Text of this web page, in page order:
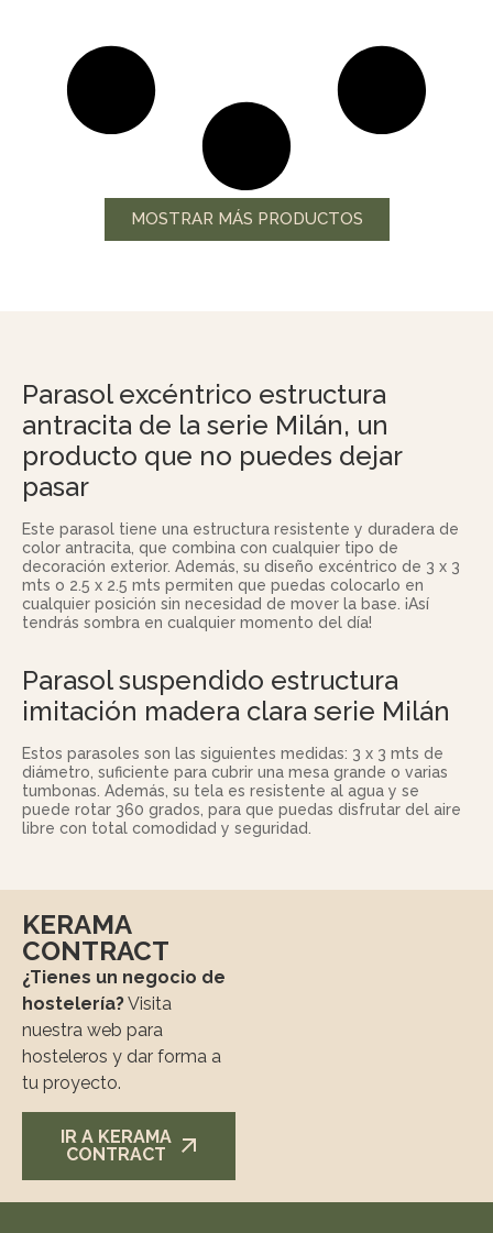
MOSTRAR MÁS PRODUCTOS
Parasol excéntrico estructura
antracita de la serie Milán, un
producto que no puedes dejar
pasar
Este parasol tiene una estructura resistente y duradera de
color antracita, que combina con cualquier tipo de
decoración exterior. Además, su diseño excéntrico de 3 x 3
mts o 2.5 x 2.5 mts permiten que puedas colocarlo en
cualquier posición sin necesidad de mover la base. ¡Así
tendrás sombra en cualquier momento del día!
Parasol suspendido estructura
imitación madera clara serie Milán
Estos parasoles son las siguientes medidas: 3 x 3 mts de
diámetro, suficiente para cubrir una mesa grande o varias
tumbonas. Además, su tela es resistente al agua y se
puede rotar 360 grados, para que puedas disfrutar del aire
libre con total comodidad y seguridad.
KERAMA
CONTRACT
¿Tienes un negocio de
hostelería?Visita
nuestra web para
hosteleros y dar forma a
tu proyecto.
IR A KERAMA
CONTRACT